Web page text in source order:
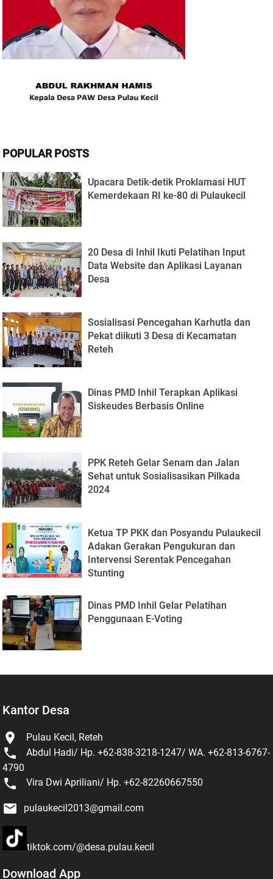
POPULAR POSTS
Upacara Detik-detik Proklamasi HUT
Kemerdekaan RI ke-80 di Pulaukecil
20 Desa di Inhil Ikuti Pelatihan Input
Data Website dan Aplikasi Layanan
Desa
Sosialisasi Pencegahan Karhutla dan
Pekat diikuti 3 Desa di Kecamatan
Reteh
Dinas PMD Inhil Terapkan Aplikasi
Siskeudes Berbasis Online
PPK Reteh Gelar Senam dan Jalan
Sehat untuk Sosialisasikan Pilkada
2024
Ketua TP PKK dan Posyandu Pulaukecil
Adakan Gerakan Pengukuran dan
Intervensi Serentak Pencegahan
Stunting
Dinas PMD Inhil Gelar Pelatihan
Penggunaan E-Voting
Kantor Desa
 Pulau Kecil, Reteh

Abdul Hadi/ Hp. +62-838-3218-1247/ WA. +62-813-6767-
4790
 Vira Dwi Apriliani/ Hp. +62-82260667550
 pulaukecil2013@gmail.com
tiktok.com/@desa.pulau.kecil
Download App